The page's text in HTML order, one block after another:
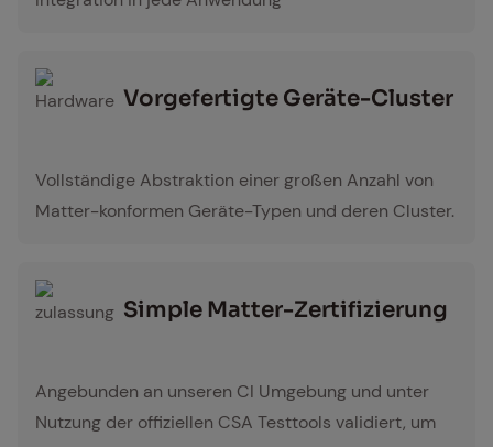
Vor­ge­fer­tig­te Ge­rä­te-Clus­ter
Vollständige Abstraktion einer großen Anzahl von
Matter-konformen Geräte-Typen und deren Cluster.
Simp­le Mat­ter-Zer­ti­fi­zie­rung
Angebunden an unseren CI Umgebung und unter
Nutzung der offiziellen CSA Testtools validiert, um